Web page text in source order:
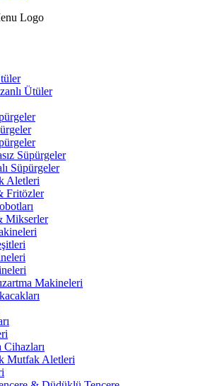
Ütüler
Süpürgeler
Süpürgeler
Aletleri
Fritözler
Mikserler
Makineleri
Cihazları
Mutfak Aletleri